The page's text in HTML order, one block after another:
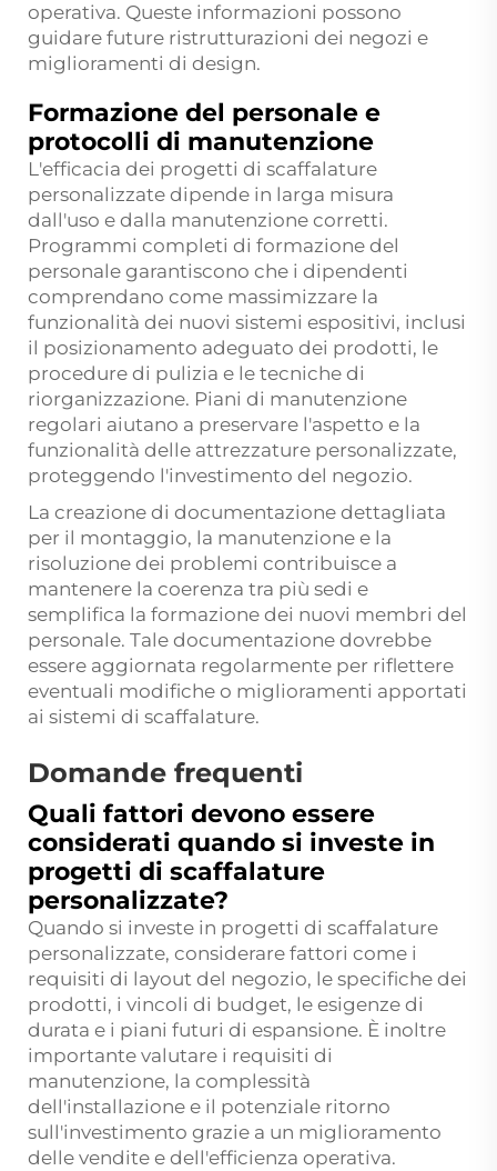
operativa. Queste informazioni possono
guidare future ristrutturazioni dei negozi e
miglioramenti di design.
Formazione del personale e
protocolli di manutenzione
L'efficacia dei progetti di scaffalature
personalizzate dipende in larga misura
dall'uso e dalla manutenzione corretti.
Programmi completi di formazione del
personale garantiscono che i dipendenti
comprendano come massimizzare la
funzionalità dei nuovi sistemi espositivi, inclusi
il posizionamento adeguato dei prodotti, le
procedure di pulizia e le tecniche di
riorganizzazione. Piani di manutenzione
regolari aiutano a preservare l'aspetto e la
funzionalità delle attrezzature personalizzate,
proteggendo l'investimento del negozio.
La creazione di documentazione dettagliata
per il montaggio, la manutenzione e la
risoluzione dei problemi contribuisce a
mantenere la coerenza tra più sedi e
semplifica la formazione dei nuovi membri del
personale. Tale documentazione dovrebbe
essere aggiornata regolarmente per riflettere
eventuali modifiche o miglioramenti apportati
ai sistemi di scaffalature.
Domande frequenti
Quali fattori devono essere
considerati quando si investe in
progetti di scaffalature
personalizzate?
Quando si investe in progetti di scaffalature
personalizzate, considerare fattori come i
requisiti di layout del negozio, le specifiche dei
prodotti, i vincoli di budget, le esigenze di
durata e i piani futuri di espansione. È inoltre
importante valutare i requisiti di
manutenzione, la complessità
dell'installazione e il potenziale ritorno
sull'investimento grazie a un miglioramento
delle vendite e dell'efficienza operativa.